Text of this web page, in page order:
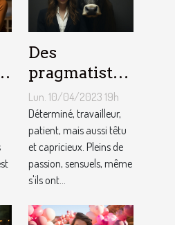
Des
pragmatistes
imaginatifs
et patients :
comment
sont les gens
du Taureau ?
Lun. 10/04/2023 19h
Déterminé, travailleur,
patient, mais aussi têtu
et capricieux. Pleins de
passion, sensuels, même
s'ils ont...